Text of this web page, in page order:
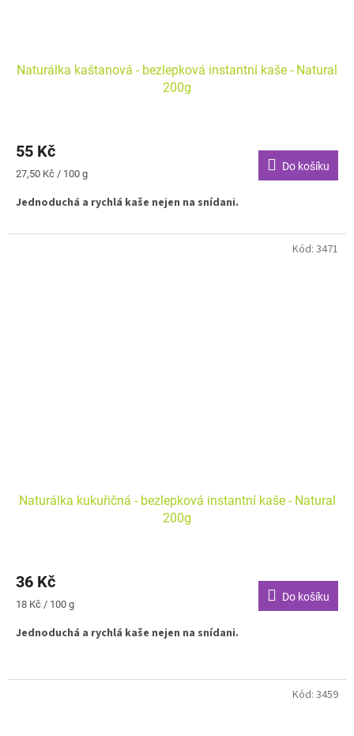
Naturálka kaštanová - bezlepková instantní kaše - Natural
200g
55 Kč
Měrná
27,50 Kč / 100 g
Do košíku
Jednoduchá a rychlá kaše nejen na snídani.
Naturálka kukuřičná - bezlepková instantní kaše - Natural
200g
36 Kč
Měrná
18 Kč / 100 g
Do košíku
Jednoduchá a rychlá kaše nejen na snídani.
Kód: 3471
Kód: 3459